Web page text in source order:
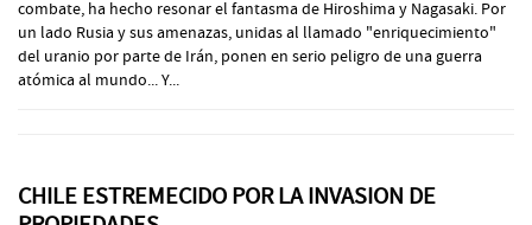
combate, ha hecho resonar el fantasma de Hiroshima y Nagasaki. Por
un lado Rusia y sus amenazas, unidas al llamado "enriquecimiento"
del uranio por parte de Irán, ponen en serio peligro de una guerra
atómica al mundo... Y...
CHILE ESTREMECIDO POR LA INVASION DE